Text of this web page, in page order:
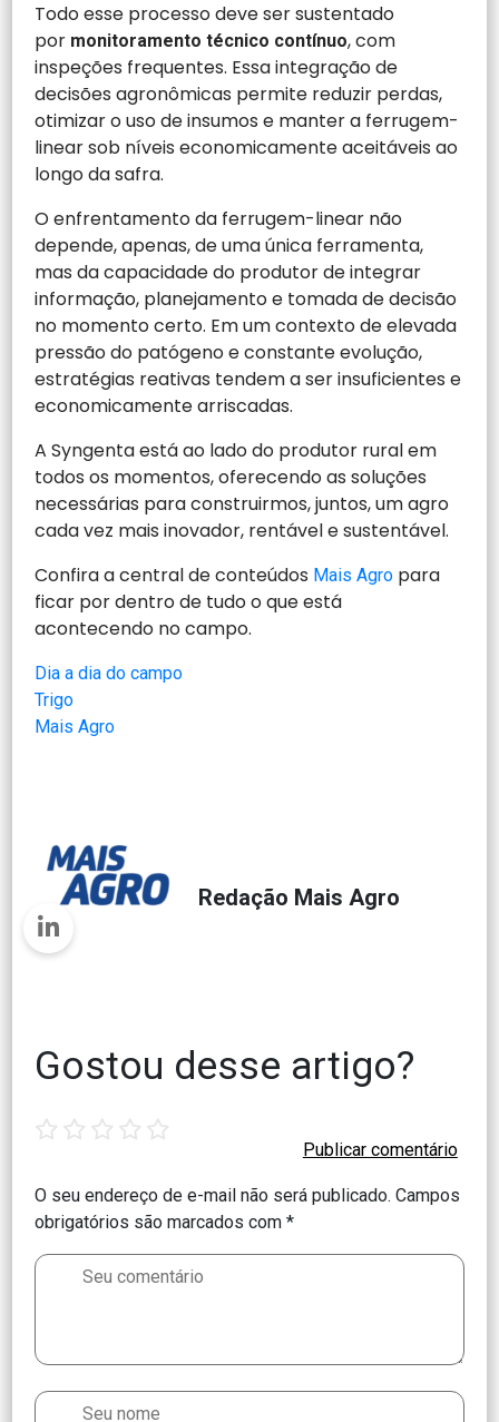
Todo esse processo deve ser sustentado
por monitoramento técnico contínuo, com
inspeções frequentes. Essa integração de
decisões agronômicas permite reduzir perdas,
otimizar o uso de insumos e manter a ferrugem-
linear sob níveis economicamente aceitáveis ao
longo da safra.
O enfrentamento da ferrugem-linear não
depende, apenas, de uma única ferramenta,
mas da capacidade do produtor de integrar
informação, planejamento e tomada de decisão
no momento certo. Em um contexto de elevada
pressão do patógeno e constante evolução,
estratégias reativas tendem a ser insuficientes e
economicamente arriscadas.
A Syngenta está ao lado do produtor rural em
todos os momentos, oferecendo as soluções
necessárias para construirmos, juntos, um agro
cada vez mais inovador, rentável e sustentável.
Confira a central de conteúdos Mais Agro para
ficar por dentro de tudo o que está
acontecendo no campo.
Dia a dia do campo
Trigo
Mais Agro
Redação Mais Agro
Gostou desse artigo?
O seu endereço de e-mail não será publicado. Campos
obrigatórios são marcados com*
star stars stars stars stars